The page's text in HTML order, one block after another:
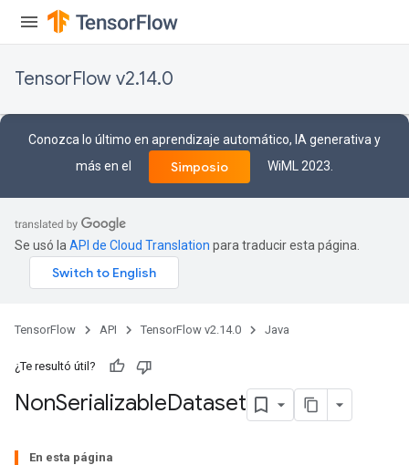
TensorFlow v2.14.0
Conozca lo último en aprendizaje automático, IA generativa y
más en el
Simposio WiML 2023.
Se usó la API de Cloud Translation para traducir esta página.
TensorFlow API TensorFlow v2.14.0 Java
¿Te resultó útil?
NonSerializableDataset
En esta página